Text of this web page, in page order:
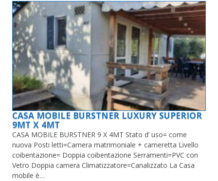
CASA MOBILE BURSTNER LUXURY SUPERIOR
9MT X 4MT
CASA MOBILE BURSTNER 9 X 4MT Stato d’ uso= come
nuova Posti letti=Camera matrimoniale + cameretta Livello
coibentazione= Doppia coibentazione Serramenti=PVC con
Vetro Doppia camera Climatizzatore=Canalizzato La Casa
mobile è…